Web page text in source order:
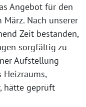
Angebot für den
Nach unserer
Zeit bestanden,
sorgfältig zu
Aufstellung
Heizraums,
hätte geprüft